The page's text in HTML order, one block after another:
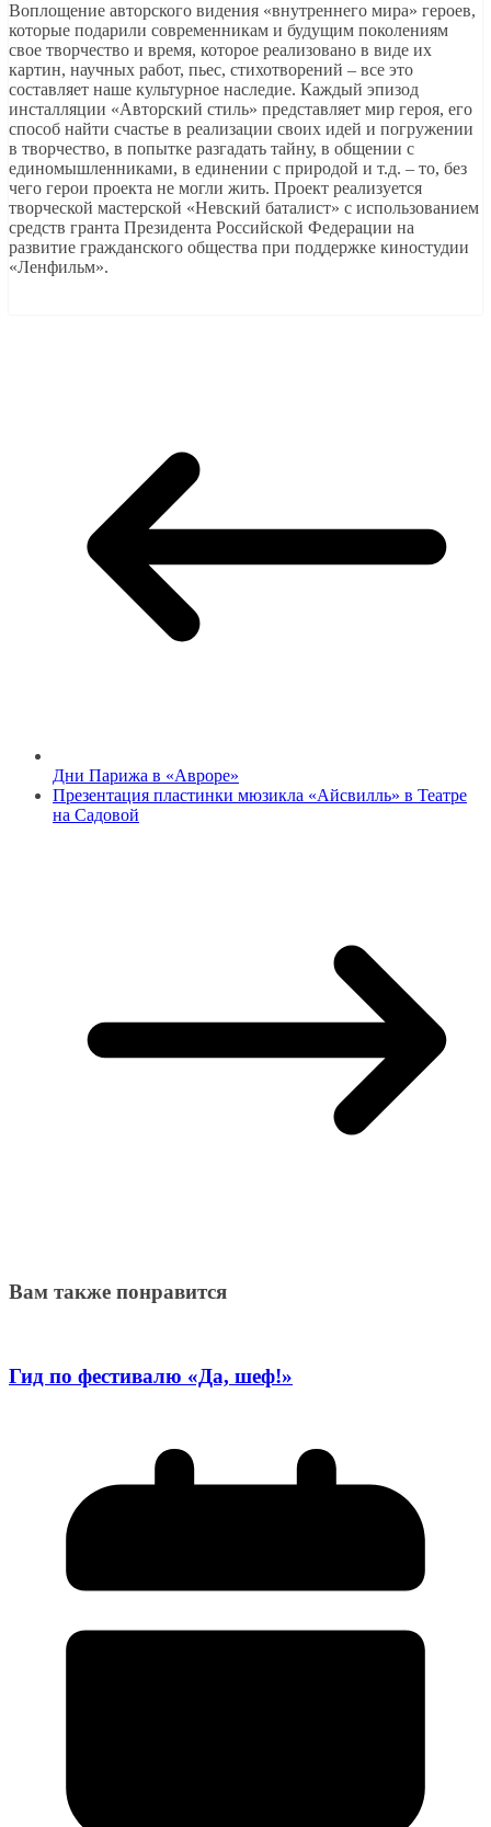
Воплощение авторского видения «внутреннего мира» героев,
которые подарили современникам и будущим поколениям
свое творчество и время, которое реализовано в виде их
картин, научных работ, пьес, стихотворений – все это
составляет наше культурное наследие. Каждый эпизод
инсталляции «Авторский стиль» представляет мир героя, его
способ найти счастье в реализации своих идей и погружении
в творчество, в попытке разгадать тайну, в общении с
единомышленниками, в единении с природой и т.д. – то, без
чего герои проекта не могли жить. Проект реализуется
творческой мастерской «Невский баталист» с использованием
средств гранта Президента Российской Федерации на
развитие гражданского общества при поддержке киностудии
«Ленфильм».
Дни Парижа в «Авроре»
Презентация пластинки мюзикла «Айсвилль» в Театре
на Садовой
Вам также понравится
Гид по фестивалю «Да, шеф!»